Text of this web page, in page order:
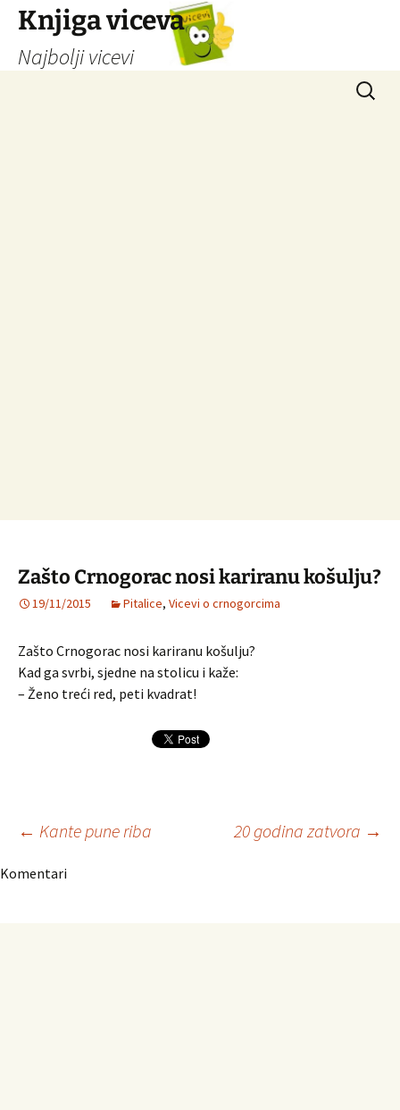
Knjiga viceva
Najbolji vicevi
Zašto Crnogorac nosi kariranu košulju?
19/11/2015 Pitalice, Vicevi o crnogorcima
Zašto Crnogorac nosi kariranu košulju?
Kad ga svrbi, sjedne na stolicu i kaže:
– Ženo treći red, peti kvadrat!
Navigacija
← Kante pune riba 20 godina zatvora →
Komentari